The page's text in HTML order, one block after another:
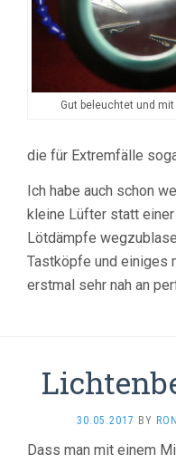
Gut beleuchtet und
die für Extremfälle
Ich habe auch schon
kleine Lüfter statt
Lötdämpfe
Tastköpfe und einiges
erstmal sehr nah an
30.05.2017 BY
Dass man mit einem